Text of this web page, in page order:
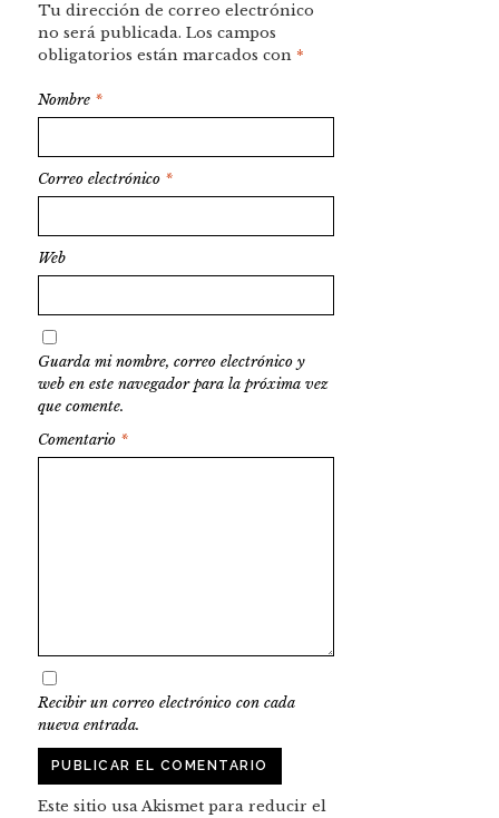
Tu dirección de correo electrónico
no será publicada. Los campos
obligatorios están marcados con *
Nombre *
Correo electrónico *
Web
Guarda mi nombre, correo electrónico y
web en este navegador para la próxima vez
que comente.
Comentario *
Recibir un correo electrónico con cada
nueva entrada.
Este sitio usa Akismet para reducir el